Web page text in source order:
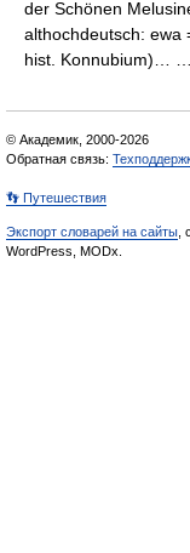
der Schönen
althochdeutsch: ewa
hist. Konnubium)…
© Академик, 2000-2026
Обратная связь:
👣 Путешествия
Экспорт словарей на сайты
WordPress, MODx.